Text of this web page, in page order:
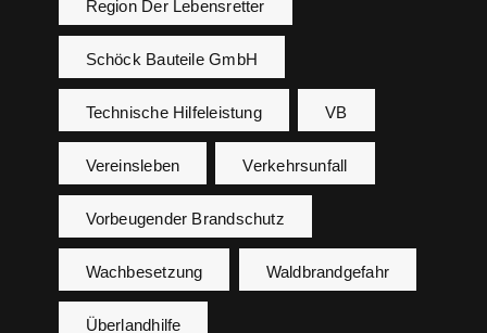
Region Der Lebensretter
Schöck Bauteile GmbH
Technische Hilfeleistung VB
Vereinsleben Verkehrsunfall
Vorbeugender Brandschutz
Wachbesetzung Waldbrandgefahr
Überlandhilfe